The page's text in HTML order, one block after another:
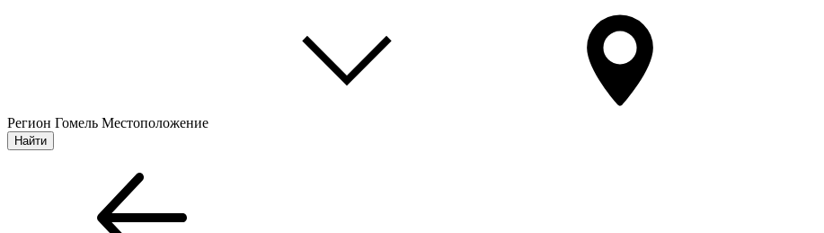
Регион Гомель Местоположение